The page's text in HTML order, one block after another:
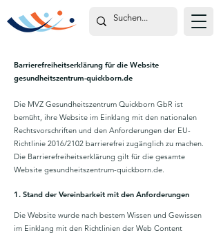
Barrierefreiheitserklärung für die Website
gesundheitszentrum-quickborn.de
Die MVZ Gesundheitszentrum Quickborn GbR ist
bemüht, ihre Website im Einklang mit den nationalen
Rechtsvorschriften und den Anforderungen der EU-
Richtlinie 2016/2102 barrierefrei zugänglich zu machen.
Die Barrierefreiheitserklärung gilt für die gesamte
Website gesundheitszentrum-quickborn.de.
1. Stand der Vereinbarkeit mit den Anforderungen
Die Website wurde nach bestem Wissen und Gewissen
im Einklang mit den Richtlinien der Web Content